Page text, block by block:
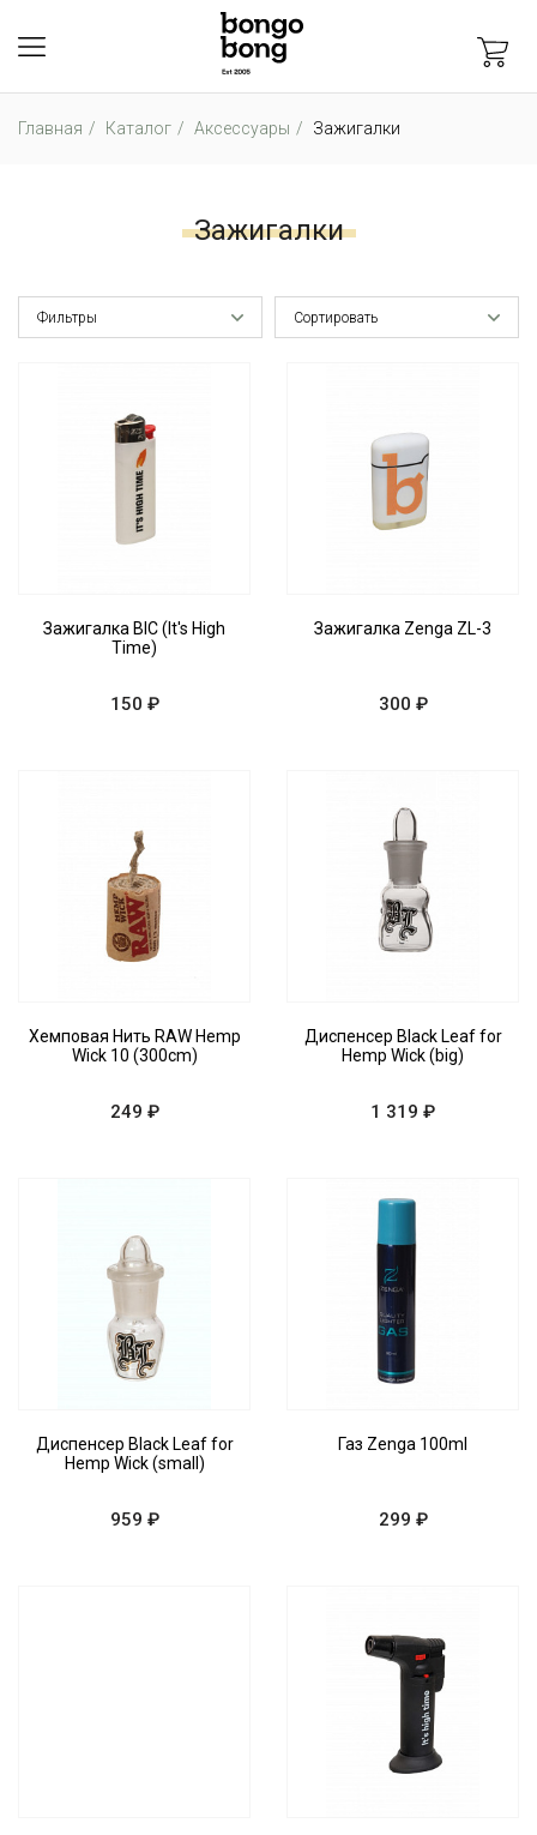
Главная Каталог Аксессуары Зажигалки
Зажигалки
Фильтры Сортировать
Зажигалка BIC (It's High
Time)
150 ₽
Зажигалка Zenga ZL-3
300 ₽
Хемповая Нить RAW Hemp
Wick 10 (300cm)
249 ₽
Диспенсер Black Leaf for
Hemp Wick (big)
1 319 ₽
Диспенсер Black Leaf for
Hemp Wick (small)
959 ₽
Газ Zenga 100ml
299 ₽